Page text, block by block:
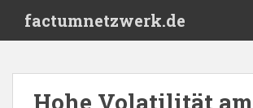
i
factumnetzwerk.de
Hohe Volatilität am